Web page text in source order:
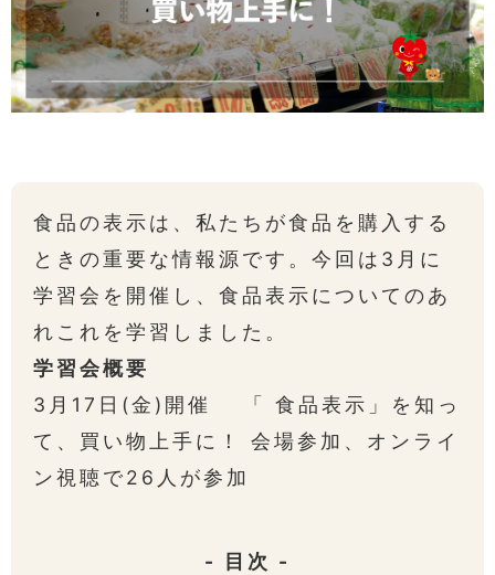
食品の表示は、私たちが食品を購入する
ときの重要な情報源です。今回は3月に
学習会を開催し、食品表示についてのあ
れこれを学習しました。
学習会概要
3月17日(金)開催 「 食品表示」を知っ
て、買い物上手に！ 会場参加、オンライ
ン視聴で26人が参加
- 目次 -